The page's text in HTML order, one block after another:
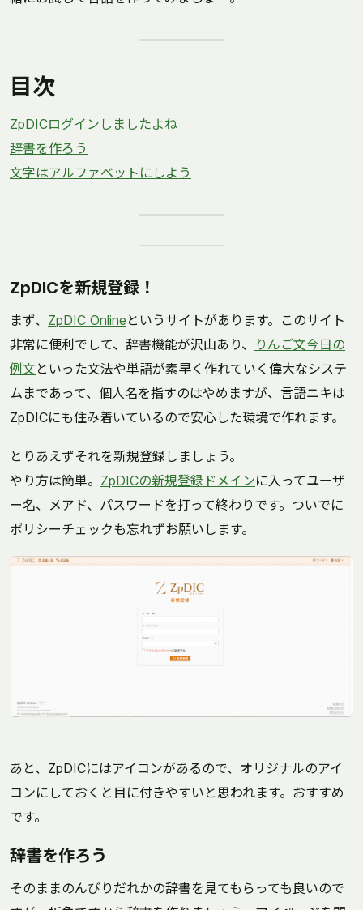
目次
ZpDICログインしましたよね
辞書を作ろう
文字はアルファベットにしよう
ZpDICを新規登録！
まず、 ZpDIC Online というサイトがあります。このサイト
非常に便利でして、辞書機能が沢山あり、
りんご文今日の
例文 といった文法や単語が素早く作れていく偉大なシステ
ムまであって、個人名を指すのはやめますが、言語ニキは
ZpDICにも住み着いているので安心した環境で作れます。
とりあえずそれを新規登録しましょう。
やり方は簡単。 ZpDICの新規登録ドメインに入ってユーザ
ー名、メアド、パスワードを打って終わりです。ついでに
ポリシーチェックも忘れずお願いします。
あと、ZpDICにはアイコンがあるので、オリジナルのアイ
コンにしておくと目に付きやすいと思われます。おすすめ
です。
辞書を作ろう
そのままのんびりだれかの辞書を見てもらっても良いので